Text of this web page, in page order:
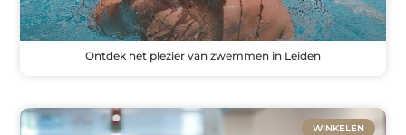
Ontdek het plezier van zwemmen in Leiden
WINKELEN